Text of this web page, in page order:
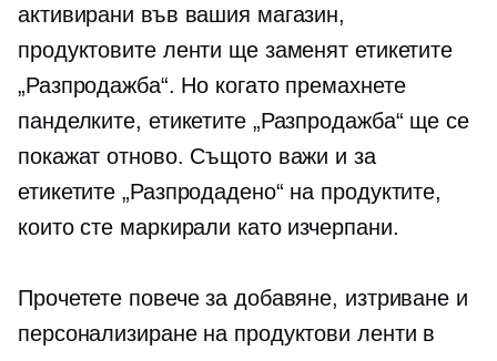
активирани във вашия магазин,
продуктовите ленти ще заменят етикетите
„Разпродажба“. Но когато премахнете
панделките, етикетите „Разпродажба“ ще се
покажат отново. Същото важи и за
етикетите „Разпродадено“ на продуктите,
които сте маркирали като изчерпани.
Прочетете повече за добавяне, изтриване и
персонализиране на продуктови ленти в